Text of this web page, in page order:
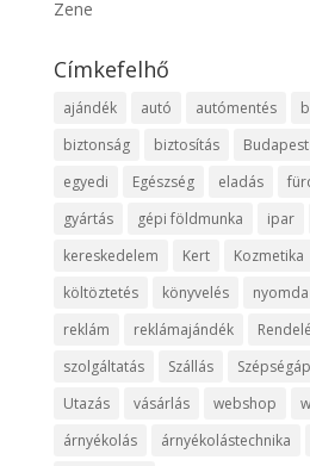
Zene
Címkefelhő
ajándék autó autómentés
biztonság
biztosítás Budapest
egyedi
Egészség eladás
gyártás
gépi földmunka ipar
kereskedelem
Kert Kozmetika
költöztetés
könyvelés nyomda
reklám
reklámajándék
szolgáltatás
Szállás
Utazás
vásárlás webshop
árnyékolás
árnyékolástechnika